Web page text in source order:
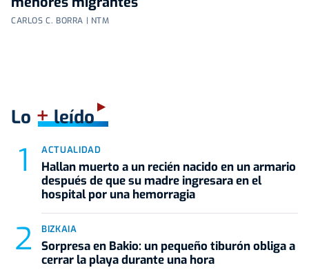
CARLOS C. BORRA | NTM
Lo +leído
ACTUALIDAD
Hallan muerto a un recién nacido en un armario
después de que su madre ingresara en el
hospital por una hemorragia
BIZKAIA
Sorpresa en Bakio: un pequeño tiburón obliga a
cerrar la playa durante una hora